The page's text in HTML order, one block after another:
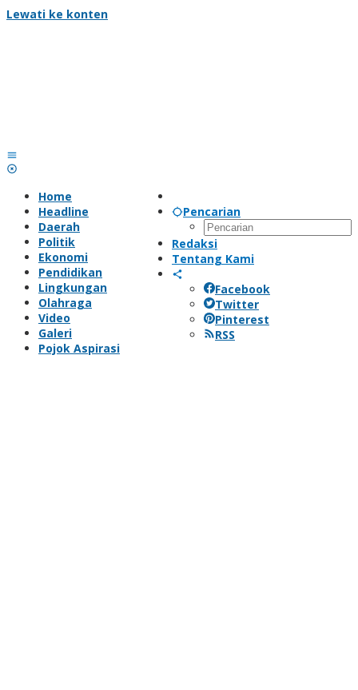
Lewati ke konten
Pencarian
Redaksi
Tentang Kami
Facebook
Twitter
Pinterest
RSS
Home
Headline
Daerah
Politik
Ekonomi
Pendidikan
Lingkungan
Olahraga
Video
Galeri
Pojok Aspirasi